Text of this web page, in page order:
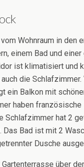
Wohnraum in den
einem Bad und einer
ist klimatisiert und
die
ein Balkon mit
haben französische
Schlafzimmer hat 2
Das Bad ist mit 2
Dusche
über